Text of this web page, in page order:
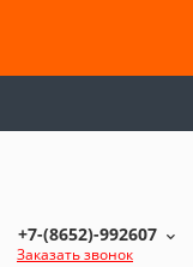
+7-(8652)-992607
Заказать звонок